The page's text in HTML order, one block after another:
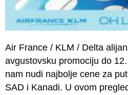
Air France / KLM / Delta
avgustovsku promociju do
nam nudi najbolje cene za
SAD i Kanadi. U ovom